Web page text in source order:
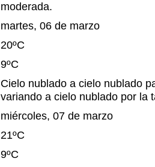
moderada.
martes, 06 de marzo
20ºC
9ºC
Cielo nublado a cielo nublado
variando a cielo nublado por la
miércoles, 07 de marzo
21ºC
9ºC